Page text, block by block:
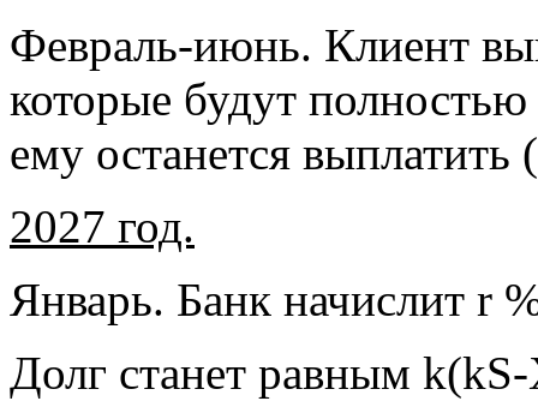
Февраль-июнь. Клиент
которые будут полностью
ему останется
2027 год.
Январь. Банк начислит r
Долг станет равным